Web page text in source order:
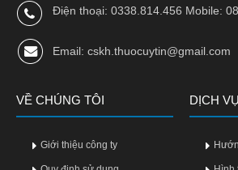
sóc
khỏe
Khoáng
chất
Thuốc
Điện thoại: 0338.814.456 Mobile:
Email: cskh.thuocuytin@gmail.com
VỀ CHÚNG TÔI
Giới thiệu công ty
DỊCH